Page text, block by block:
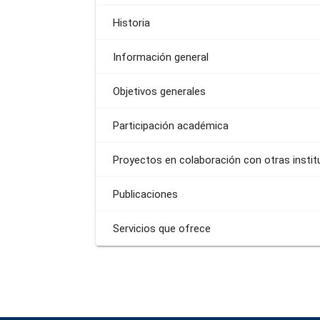
Historia
Información general
Objetivos generales
Participación académica
Proyectos en colaboración con otras
Publicaciones
Servicios que ofrece